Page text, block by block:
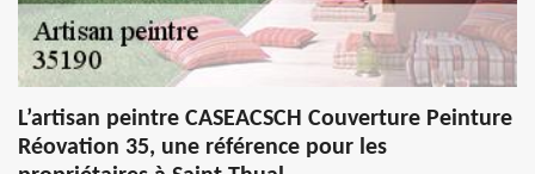
L’artisan peintre CASEACSCH Couverture Peinture
Réovation 35, une référence pour les